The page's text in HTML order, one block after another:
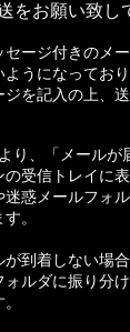
をお願い致し
ージ付きのメ
うになってお
を記入の上、送
り、「メールが
受信トレイに
惑メールフォ
。
到着しない場
ルダに振り分